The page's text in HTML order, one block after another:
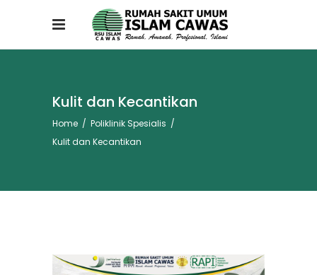
Kulit dan Kecantikan
Home / Poliklinik Spesialis /
Kulit dan Kecantikan